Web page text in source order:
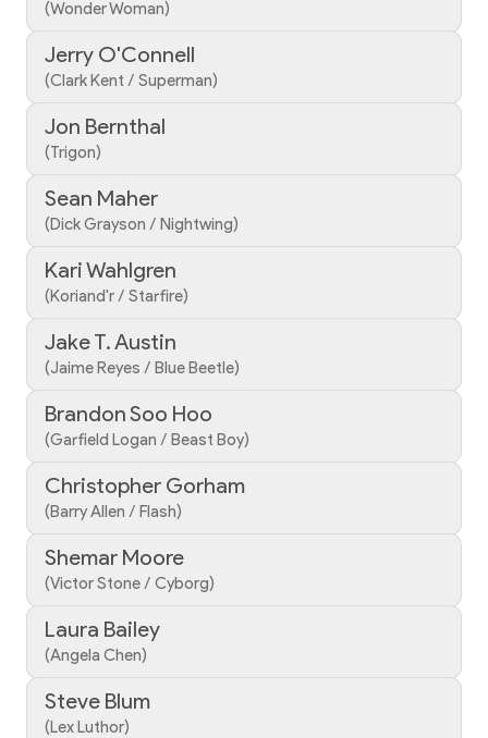
(Wonder Woman)
Jerry O'Connell
(Clark Kent / Superman)
Jon Bernthal
(Trigon)
Sean Maher
(Dick Grayson / Nightwing)
Kari Wahlgren
(Koriand'r / Starfire)
Jake T. Austin
(Jaime Reyes / Blue Beetle)
Brandon Soo Hoo
(Garfield Logan / Beast Boy)
Christopher Gorham
(Barry Allen / Flash)
Shemar Moore
(Victor Stone / Cyborg)
Laura Bailey
(Angela Chen)
Steve Blum
(Lex Luthor)